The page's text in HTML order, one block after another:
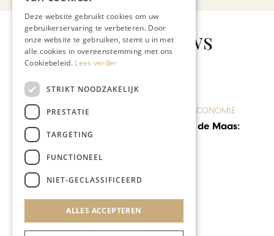
Gerelateerd nieuws
ONDERNEMEN & ECONOMIE
Een droom aan de Maas:
Deze website gebruikt cookies om uw
gebruikerservaring te verbeteren. Door
onze website te gebruiken, stemt u in met
alle cookies in overeenstemming met ons
Cookiebeleid. Lees verder
STRIKT NOODZAKELIJK
PRESTATIE
TARGETING
FUNCTIONEEL
NIET-GECLASSIFICEERD
ALLES ACCEPTEREN